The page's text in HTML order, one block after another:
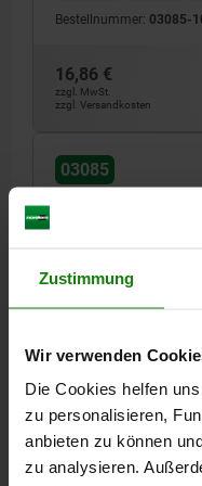
Zustimmung
Wir verwenden
Die Cookies helfen
zu personalisieren,
anbieten zu können
zu analysieren.
Bestellnummer: 03085-
16,86 €
zzgl. MwSt.
zzgl. Versandkosten
03085
LÄNGE=60 HÖHE=84
Bestellnummer: 03085-